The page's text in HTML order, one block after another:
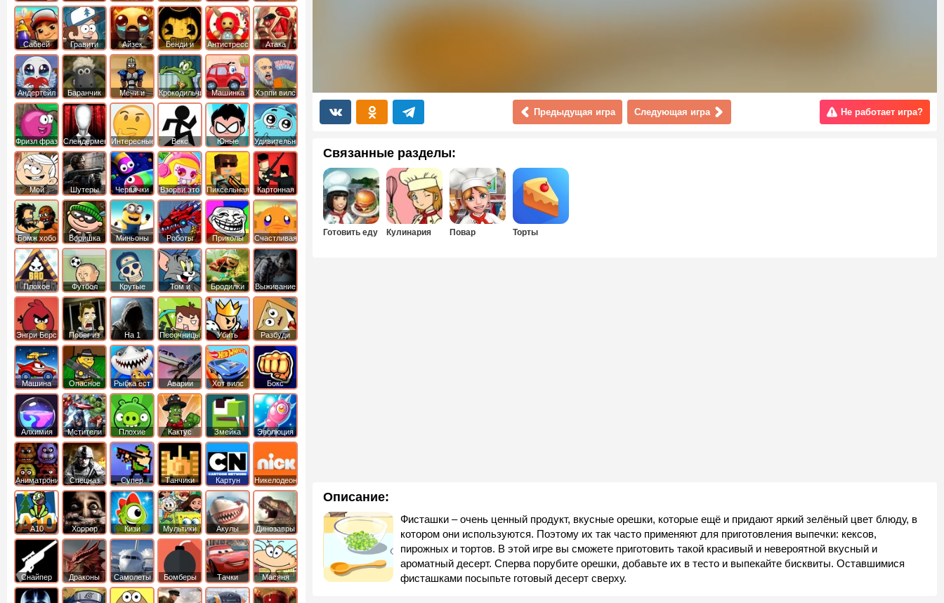
Предыдущая игра Следующая игра Не работает игра?
Связанные разделы:
Готовить еду Кулинария Повар Торты
Описание:
Фисташки – очень ценный продукт, вкусные орешки, которые ещё и придают яркий зелёный цвет блюду, в
котором они используются. Поэтому их так часто применяют для приготовления выпечки: кексов,
пирожных и тортов. В этой игре вы сможете приготовить такой красивый и невероятной вкусный и
ароматный десерт. Сперва порубите орешки, добавьте их в тесто и выпекайте бисквиты. Оставшимися
фисташками посыпьте готовый десерт сверху.
отряд котят
Приключений
Сабвей
Серф
Гравити
Фолз
Айзек
Бенди и
Чернильная
машина
Антистресс
Атака
Титанов
Андертейл
Баранчик
Шон
Мечи и
Сандали
Крокодильчик
Свомпи
Машинка
Вилли
Хэппи вилс
Фризл фраз Слендермен Интересные Векс
Юные
титаны
вперед
Удивительный
мир
Гамбола
Мой
шумный
дом
Шутеры Червячки Взорви это
Пиксельная
война
Картонная
башка
Бомж хобо
Воришка
боб
Миньоны
Роботы
динозавры
Приколы
Счастливая
обезьянка
Плохое
мороженое
Футбол
головами
Крутые
Том и
джерри
Бродилки
Приключения
Выживание
Энгри Берс
Побег из
тюрьмы
На 1 Песочницы
Убить
короля
Разбуди
коробку
Машина
ест
машину
Опасное
оружие
Рыбка ест
рыбку
Аварии
машин
Хот вилс Бокс
Алхимия Мстители
Плохие
свинки
Кактус
маккой
Змейка Эволюция
Аниматроники Спецназ
Супер
бойцы
Танчики
Картун
нетворк
Никелодеон
А10 Хоррор Кизи Мультики Акулы Динозавры
Снайпер Драконы Самолеты Бомберы Тачки Масяня